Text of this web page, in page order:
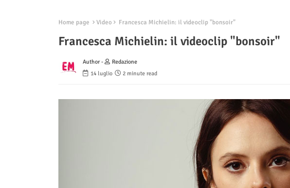
Home page Video Francesca Michielin: il videoclip "bonsoir"
Francesca Michielin: il videoclip "bonsoir"
Author -
Redazione
14 luglio
2 minute read